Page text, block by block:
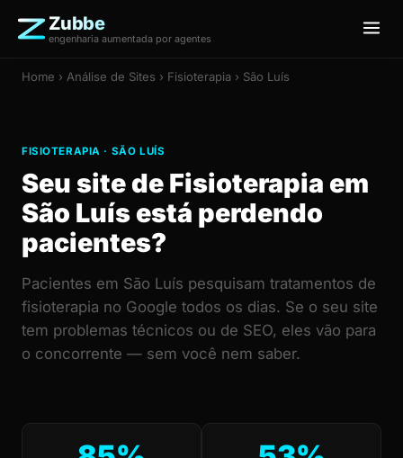
Zubbe
engenharia aumentada por agentes
Home › Análise de Sites › Fisioterapia › São Luís
FISIOTERAPIA · SÃO LUÍS
Seu site de Fisioterapia em
São Luís está perdendo
pacientes?
Pacientes em São Luís pesquisam tratamentos de
fisioterapia no Google todos os dias. Se o seu site
tem problemas técnicos ou de SEO, eles vão para
o concorrente — sem você nem saber.